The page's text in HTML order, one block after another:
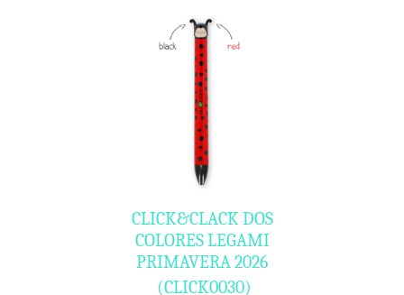
CLICK&CLACK DOS
COLORES LEGAMI
PRIMAVERA 2026
(CLICK0030)